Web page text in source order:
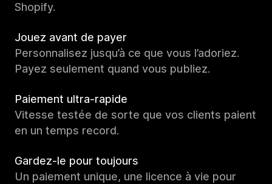
Shopify.
Jouez avant de payer
Personnalisez jusqu’à ce que vous l’adoriez.
Payez seulement quand vous publiez.
Paiement ultra-rapide
Vitesse testée de sorte que vos clients paient
en un temps record.
Gardez-le pour toujours
Un paiement unique, une licence à vie pour